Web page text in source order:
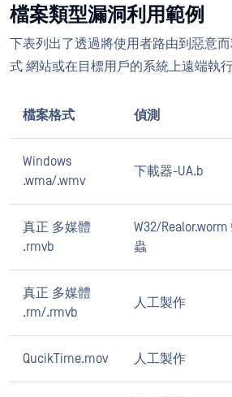
檔案類型漏洞利用範例
下表列出了透過將使用者路由到惡意
式 網站或在目標用戶的系統上遠端執行
檔案格式 偵測
Windows
.wma/.wmv
下載器-UA.b
真正 多媒體
.rmvb
W32/Realor.worm
蟲
真正 多媒體
.rm/.rmvb
人工製作
QucikTime.mov 人工製作